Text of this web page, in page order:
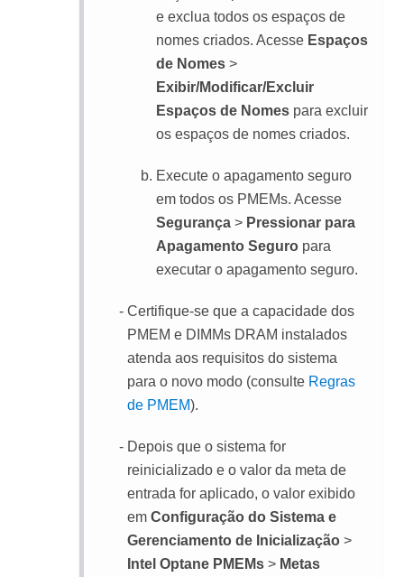
e exclua todos os espaços de
nomes criados. Acesse Espaços
de Nomes >
Exibir/Modificar/Excluir
Espaços de Nomes para excluir
os espaços de nomes criados.
Execute o apagamento seguro
em todos os PMEMs. Acesse
Segurança > Pressionar para
Apagamento Seguro para
executar o apagamento seguro.
Certifique-se que a capacidade dos
PMEM e DIMMs DRAM instalados
atenda aos requisitos do sistema
para o novo modo (consulte Regras
de PMEM).
Depois que o sistema for
reinicializado e o valor da meta de
entrada for aplicado, o valor exibido
em Configuração do Sistema e
Gerenciamento de Inicialização >
Intel Optane PMEMs > Metas